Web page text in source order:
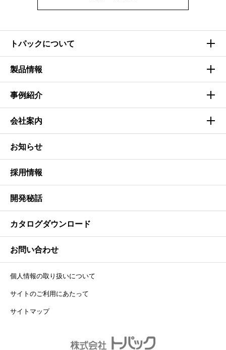
トパックについて
製品情報
事例紹介
会社案内
お知らせ
採用情報
開発秘話
カタログダウンロード
お問い合わせ
個人情報の取り扱いについて
サイトのご利用にあたって
サイトマップ